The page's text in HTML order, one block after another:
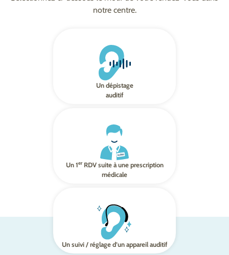
notre centre.
Un dépistage
auditif
Un 1erRDV suite à une prescription
médicale
Un suivi / réglage d’un appareil auditif